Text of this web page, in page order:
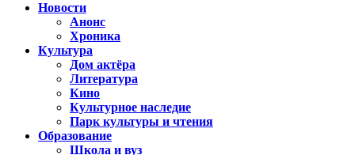
Новости
Анонс
Хроника
Культура
Дом актёра
Литература
Кино
Культурное наследие
Парк культуры и чтения
Образование
Школа и вуз